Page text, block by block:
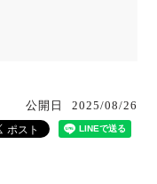
公開日 2025/08/26